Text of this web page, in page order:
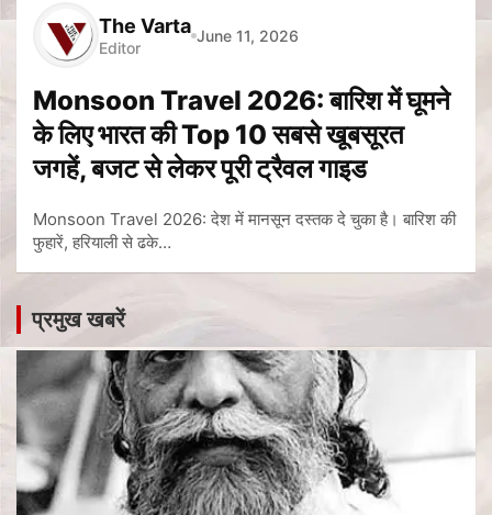
The Varta
Editor
June 11, 2026
Monsoon Travel 2026: बारिश में घूमने
के लिए भारत की Top 10 सबसे खूबसूरत
जगहें, बजट से लेकर पूरी ट्रैवल गाइड
Monsoon Travel 2026: देश में मानसून दस्तक दे चुका है। बारिश की
फुहारें, हरियाली से ढके…
प्रमुख खबरें